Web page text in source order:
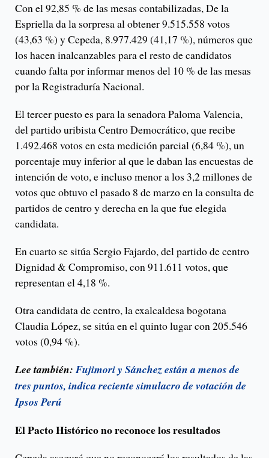
Con el 92,85 % de las mesas contabilizadas, De la
Espriella da la sorpresa al obtener 9.515.558 votos
(43,63 %) y Cepeda, 8.977.429 (41,17 %), números que
los hacen inalcanzables para el resto de candidatos
cuando falta por informar menos del 10 % de las mesas
por la Registraduría Nacional.
El tercer puesto es para la senadora Paloma Valencia,
del partido uribista Centro Democrático, que recibe
1.492.468 votos en esta medición parcial (6,84 %), un
porcentaje muy inferior al que le daban las encuestas de
intención de voto, e incluso menor a los 3,2 millones de
votos que obtuvo el pasado 8 de marzo en la consulta de
partidos de centro y derecha en la que fue elegida
candidata.
En cuarto se sitúa Sergio Fajardo, del partido de centro
Dignidad & Compromiso, con 911.611 votos, que
representan el 4,18 %.
Otra candidata de centro, la exalcaldesa bogotana
Claudia López, se sitúa en el quinto lugar con 205.546
votos (0,94 %).
Lee también:Fujimori y Sánchez están a menos de
tres puntos, indica reciente simulacro de votación de
Ipsos Perú
El Pacto Histórico no reconoce los resultados